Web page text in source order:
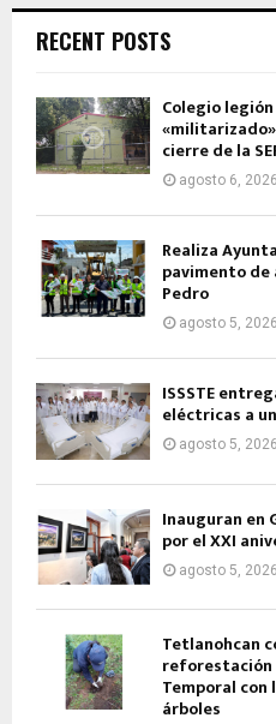
RECENT POSTS
Colegio
cierre de la
agosto 6, 2026
Realiza
pavimento de
Pedro
agosto 5, 2026
ISSSTE
eléctricas a
agosto 5, 2026
Inauguran en
por el XXI
agosto 5, 2026
Tetlanohcan
reforestación
Temporal con
árboles